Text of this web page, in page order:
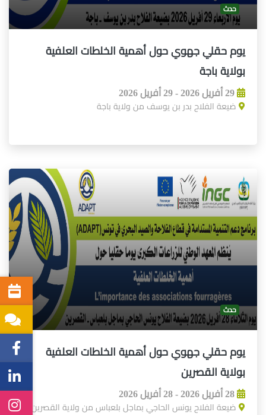
حدث
يوم حقلي جهوي حول أهمية الخلطات العلفية
بولاية باجة
29 أفريل 2026 - 29 أفريل 2026
ضيعة الفلاح بدر بن يوسف من ولاية باجة
حدث
يوم حقلي جهوي حول أهمية الخلطات العلفية
بولاية القصرين
28 أفريل 2026 - 28 أفريل 2026
ضيعة الفلاح يونس الحاجي بماجل بلعباس من ولاية القصرين